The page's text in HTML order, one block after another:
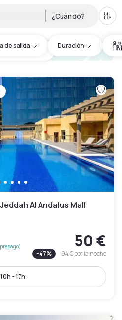
¿Cuándo?
de salida Duración
Al Andalus Mall
50 €
-47% 94 €por la noche
10h - 17h